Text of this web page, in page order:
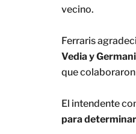
vecino.
Ferraris
Vedia y
que
El intendente
para